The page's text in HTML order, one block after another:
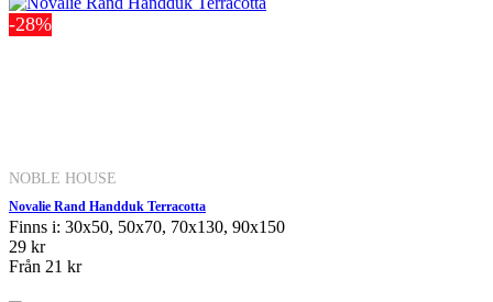
-28%
NOBLE HOUSE
Novalie Rand Handduk Terracotta
Finns i: 30x50, 50x70, 70x130, 90x150
29 kr
Från 21 kr